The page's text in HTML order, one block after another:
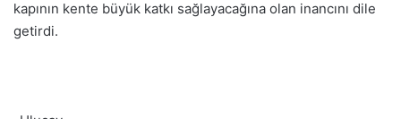
kapının kente büyük katkı sağlayacağına olan inancını dile
getirdi.